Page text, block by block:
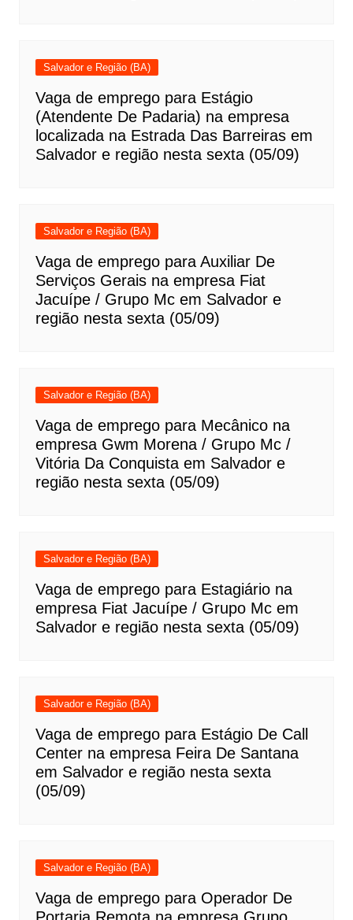
Salvador e Região (BA)
Vaga de emprego para Estágio
(Atendente De Padaria) na empresa
localizada na Estrada Das Barreiras em
Salvador e região nesta sexta (05/09)
Salvador e Região (BA)
Vaga de emprego para Auxiliar De
Serviços Gerais na empresa Fiat
Jacuípe / Grupo Mc em Salvador e
região nesta sexta (05/09)
Salvador e Região (BA)
Vaga de emprego para Mecânico na
empresa Gwm Morena / Grupo Mc /
Vitória Da Conquista em Salvador e
região nesta sexta (05/09)
Salvador e Região (BA)
Vaga de emprego para Estagiário na
empresa Fiat Jacuípe / Grupo Mc em
Salvador e região nesta sexta (05/09)
Salvador e Região (BA)
Vaga de emprego para Estágio De Call
Center na empresa Feira De Santana
em Salvador e região nesta sexta
(05/09)
Salvador e Região (BA)
Vaga de emprego para Operador De